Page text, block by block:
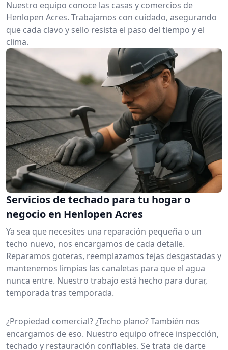
Nuestro equipo conoce las casas y comercios de
Henlopen Acres. Trabajamos con cuidado, asegurando
que cada clavo y sello resista el paso del tiempo y el
clima.
Servicios de techado para tu hogar o
negocio en Henlopen Acres
Ya sea que necesites una reparación pequeña o un
techo nuevo, nos encargamos de cada detalle.
Reparamos goteras, reemplazamos tejas desgastadas y
mantenemos limpias las canaletas para que el agua
nunca entre. Nuestro trabajo está hecho para durar,
temporada tras temporada.
¿Propiedad comercial? ¿Techo plano? También nos
encargamos de eso. Nuestro equipo ofrece inspección,
techado y restauración confiables. Se trata de darte